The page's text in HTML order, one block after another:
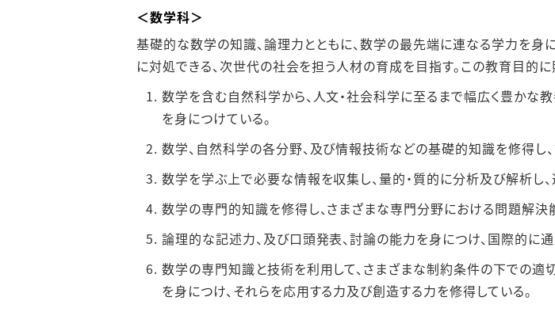
＜数学科＞
基礎的な数学の知識、論理⼒とともに、数学の最先端に連なる学⼒を⾝
に対処できる、次世代の社会を担う⼈材の育成を⽬指す。この教育⽬的
数学を含む⾃然科学から、⼈⽂・社会科学に⾄るまで幅広く豊かな
を⾝につけている。
数学、⾃然科学の各分野、及び情報技術などの基礎的知識を修得し
数学を学ぶ上で必要な情報を収集し、量的・質的に分析及び解析し
数学の専⾨的知識を修得し、さまざまな専⾨分野における問題解決
論理的な記述⼒、及び⼝頭発表、討論の能⼒を⾝につけ、国際的に
数学の専⾨知識と技術を利⽤して、さまざまな制約条件の下での
を⾝につけ、それらを応⽤する⼒及び創造する⼒を修得している。